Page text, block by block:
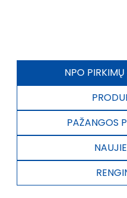
NPO
PAŽANGOS